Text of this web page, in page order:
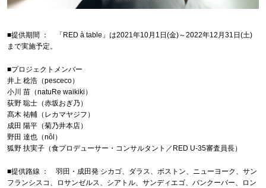
■提供期間 ： 「RED à table」は2021年10月1日(金)～2022年12月31日(土)
まで実施予定。
■プロジェクトメンバー
井上 稔浩（pesceco）
小川 苗（natuRe waikiki）
荻野 聡士（赤坂おぎ乃）
髙木 祐輔（レカマヤジフ）
成田 陽平（菊乃井本店）
野田 達也（nôl）
狐野 扶実子（食プロデューサー・コンサルタント／RED U-35審査員長）
■提供路線 ： 羽田・成田発 シカゴ、ダラス、ボストン、ニューヨーク、サン
フランシスコ、ロサンゼルス、シアトル、サンディエゴ、バンクーバー、ロン